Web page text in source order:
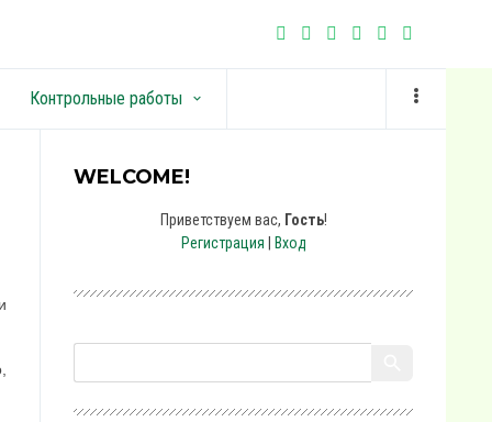
Контрольные работы keyboard_arrow_down
WELCOME!
Приветствуем вас, Гость!
Регистрация
Вход